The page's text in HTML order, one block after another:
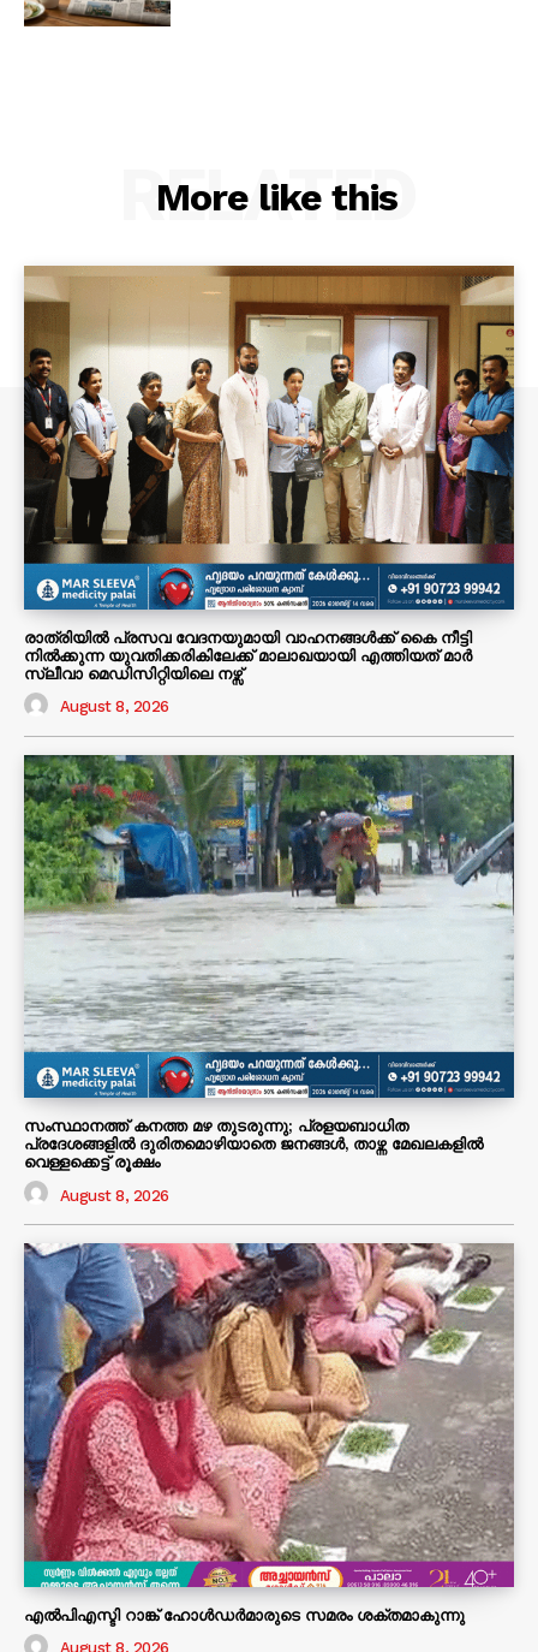
More like this
RELATED
രാത്രിയിൽ പ്രസവ വേദനയുമായി വാഹനങ്ങൾക്ക് കൈ നീട്ടി
നിൽക്കുന്ന യുവതിക്കരികിലേക്ക് മാലാഖയായി എത്തിയത് മാർ
സ്ലീവാ മെഡിസിറ്റിയിലെ നഴ്സ്
August 8, 2026
സംസ്ഥാനത്ത് കനത്ത മഴ തുടരുന്നു; പ്രളയബാധിത
പ്രദേശങ്ങളിൽ ദുരിതമൊഴിയാതെ ജനങ്ങൾ, താഴ്ന്ന മേഖലകളിൽ
വെള്ളക്കെട്ട് രൂക്ഷം
August 8, 2026
എൽപിഎസ്ടി റാങ്ക് ഹോൾഡർമാരുടെ സമരം ശക്തമാകുന്നു
August 8, 2026